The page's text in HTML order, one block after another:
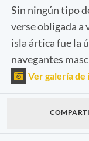
Sin ningún tipo
verse obligada a
isla ártica fue la
navegantes
Ver galería de